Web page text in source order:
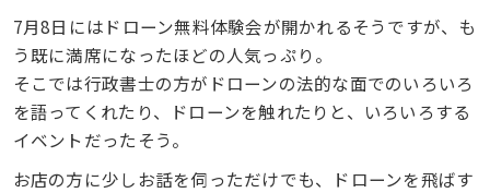
7月8日にはドローン無料体験会が開かれるそうですが、も
う既に満席になったほどの人気っぷり。
そこでは行政書士の方がドローンの法的な面でのいろいろ
を語ってくれたり、ドローンを触れたりと、いろいろする
イベントだったそう。
お店の方に少しお話を伺っただけでも、ドローンを飛ばす